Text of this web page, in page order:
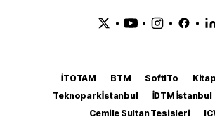
• • • •
İTOTAM BTM SoftITo
Teknopark İstanbul
İDTM İstanbul
Cemile Sultan Tesisleri